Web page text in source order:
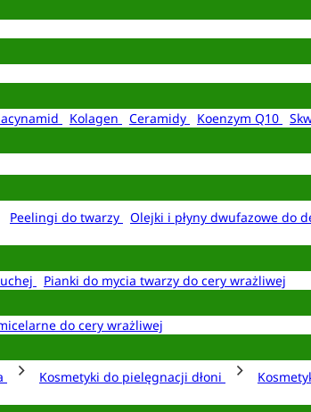
Kolagen Ceramidy Koenzym Q10
Peelingi do twarzy Olejki i płyny dwufazowe do
Pianki do mycia twarzy do cery wrażliwej
do cery wrażliwej
Kosmetyki do pielęgnacji dłoni